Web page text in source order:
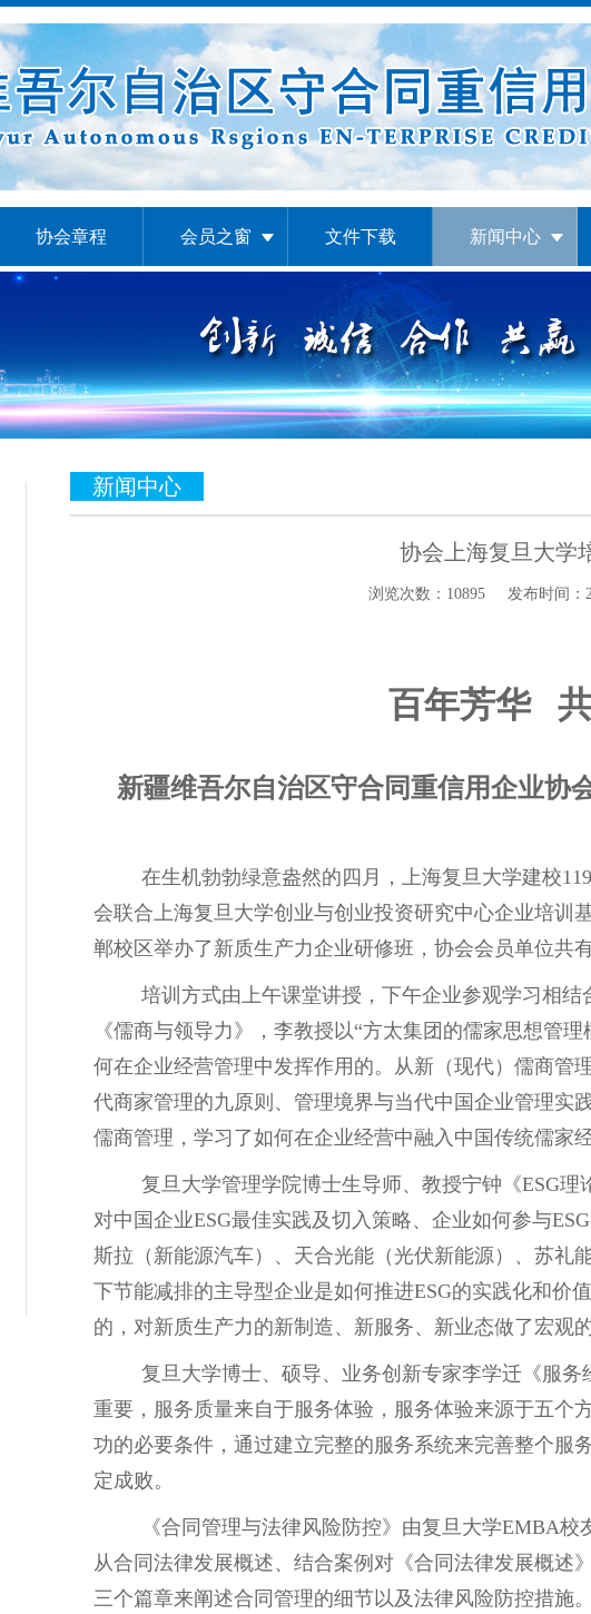
协会章程 会员之窗 文件下载 新闻中心
新闻中心
协会上海复旦大学
浏览次数：10895 发布时间：
百年芳华
新疆维吾尔自治区守合同重信用企业协
在生机勃勃绿意盎然的四月，上海复旦大学建校
会联合上海复旦大学创业与创业投资研究中心企业培训
郸校区举办了新质生产力企业研修班，协会会员单位共
培训方式由上午课堂讲授，下午企业参观学习相结
《儒商与领导力》，李教授以“方太集团的儒家思想管
何在企业经营管理中发挥作用的。从新（现代）儒商管
代商家管理的九原则、管理境界与当代中国企业管理实
儒商管理，学习了如何在企业经营中融入中国传统儒家
复旦大学管理学院博士生导师、教授宁钟《ESG理
对中国企业ESG最佳实践及切入策略、企业如何参与
斯拉（新能源汽车）、天合光能（光伏新能源）、苏礼
下节能减排的主导型企业是如何推进ESG的实践化和价
的，对新质生产力的新制造、新服务、新业态做了宏观
复旦大学博士、硕导、业务创新专家李学迁《服
重要，服务质量来自于服务体验，服务体验来源于五个
功的必要条件，通过建立完整的服务系统来完善整个服
定成败。
《合同管理与法律风险防控》由复旦大学EMBA校
从合同法律发展概述、结合案例对《合同法律发展概述
三个篇章来阐述合同管理的细节以及法律风险防控措施。